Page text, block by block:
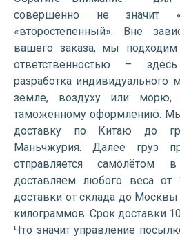
совершенно не значит
«второстепенный». Вне
вашего заказа, мы
ответственностью –
разработка индивидуального
земле, воздуху или морю,
таможенному оформлению.
доставку по Китаю до
Маньчжурия. Далее груз
отправляется
доставляем любого веса от
доставки от склада до
килограммов. Срок доставки
Что значит управление